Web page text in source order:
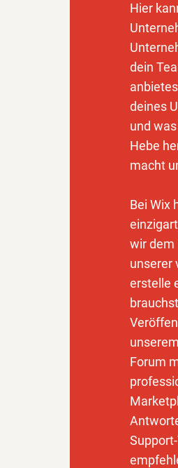
Hier
dein
deines
und
Hebe
macht
Bei Wix
wir dem
unserer
erstelle
Forum